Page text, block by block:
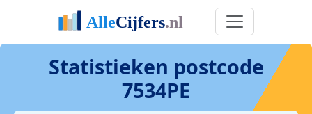
Statistieken postcode
7534PE